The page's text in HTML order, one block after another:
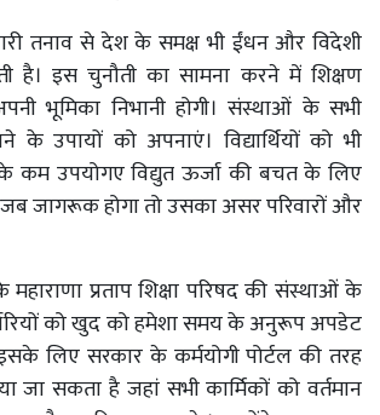
तनाव से देश के समक्ष भी ईंधन और विदेशी
है। इस चुनौती का सामना करने में शिक्षण
भूमिका निभानी होगी। संस्थाओं के सभी
के उपायों को अपनाएं। विद्यार्थियों को भी
के कम उपयोगए विद्युत ऊर्जा की बचत के लिए
जब जागरूक होगा तो उसका असर परिवारों और
महाराणा प्रताप शिक्षा परिषद की संस्थाओं के
को खुद को हमेशा समय के अनुरूप अपडेट
लिए सरकार के कर्मयोगी पोर्टल की तरह
जा सकता है जहां सभी कार्मिकों को वर्तमान